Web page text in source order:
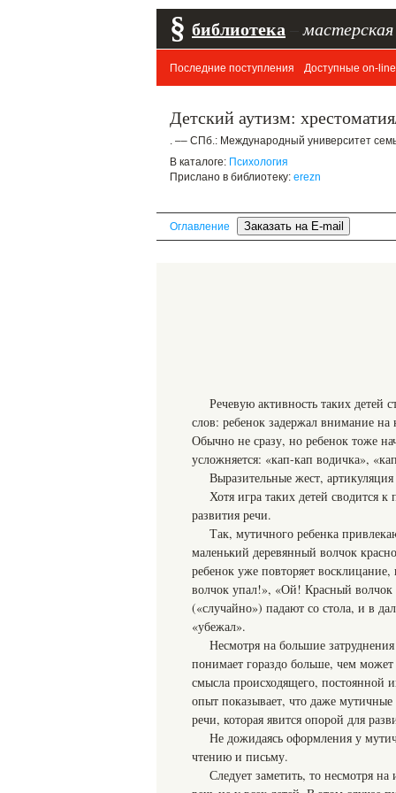
§ библиотека мастерская
Последние поступления Доступные on-line
Детский аутизм:
. –– СПб.: Международный университет
В каталоге: Психология
Прислано в библиотеку: erezn
Оглавление
Речевую активность таких детей
слов: ребенок задержал внимание
Обычно не сразу, но ребенок тоже
усложняется: «кап-кап водичка»,
Выразительные жест,
Хотя игра таких детей сводится
развития речи.
Так, мутичного ребенка
маленький деревянный волчок
ребенок уже повторяет
волчок упал!», «Ой! Красный волчок
(«случайно») падают со стола, и в
«убежал».
Несмотря на большие
понимает гораздо больше, чем
смысла происходящего,
опыт показывает, что даже
речи, которая явится опорой для
Не дожидаясь оформления у
чтению и письму.
Следует заметить, то несмотря